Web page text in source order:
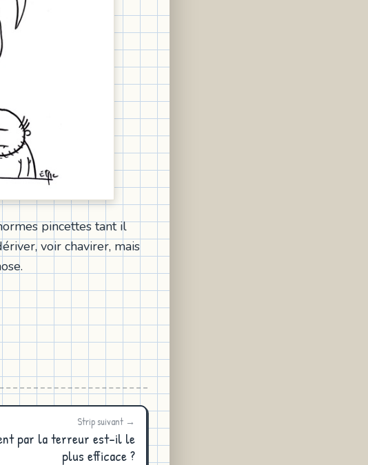
pincettes tant il
voir chavirer, mais
Strip suivant →
par la terreur est-il le
plus efficace ?